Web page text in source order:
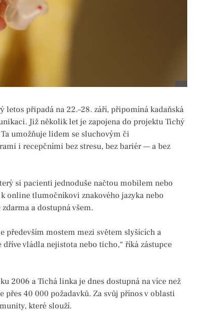
letos připadá na 22.–28. září, připomíná kadaňská
Již několik let je zapojena do projektu Tichý
umožňuje lidem se sluchovým či
i recepčními bez stresu, bez bariér — a bez
si pacienti jednoduše načtou mobilem nebo
online tlumočníkovi znakového jazyka nebo
a dostupná všem.
především mostem mezi světem slyšících a
vládla nejistota nebo ticho,“ říká zástupce
2006 a Tichá linka je dnes dostupná na více než
40 000 požadavků. Za svůj přínos v oblasti
které slouží.